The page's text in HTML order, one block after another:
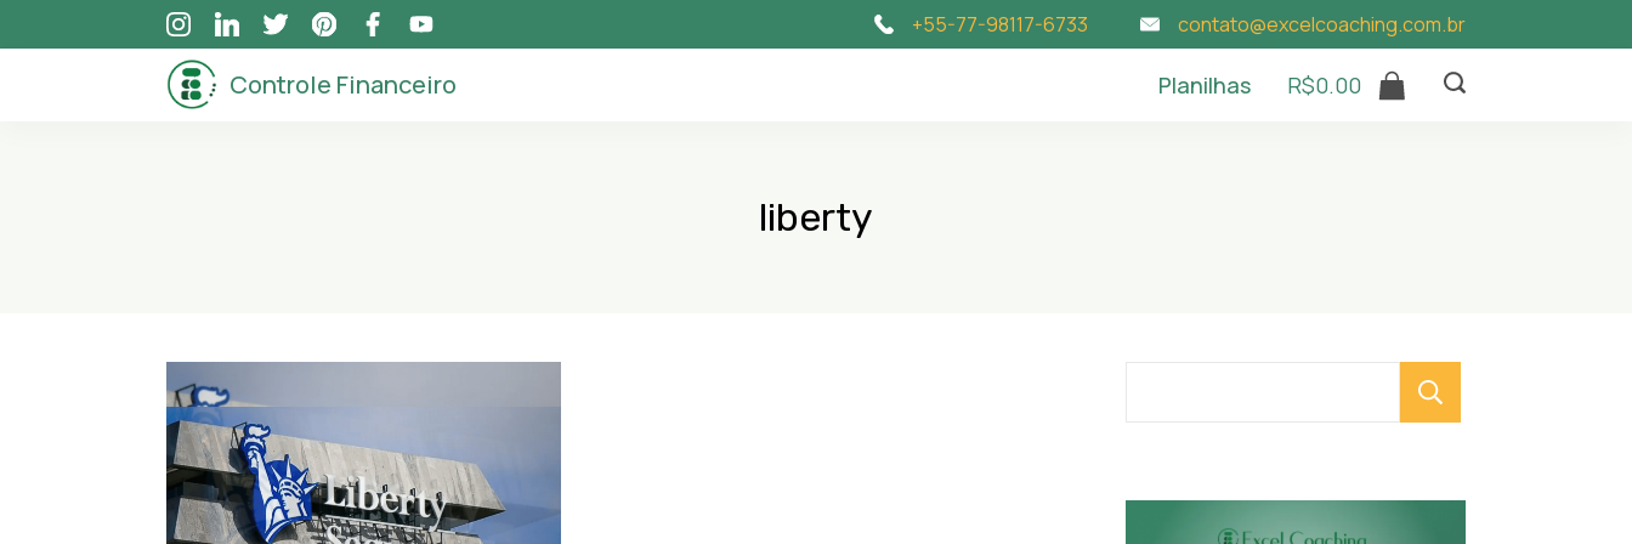
to
+55-77-98117-6733 contato@excelcoaching.com.br
Controle Financeiro Planilhas R$0.00
liberty